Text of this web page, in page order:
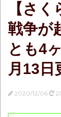
【さ
戦争が
とも4
月13日
2020/12/06